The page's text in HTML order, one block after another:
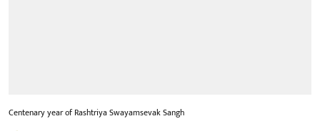
Centenary year of Rashtriya Swayamsevak Sangh